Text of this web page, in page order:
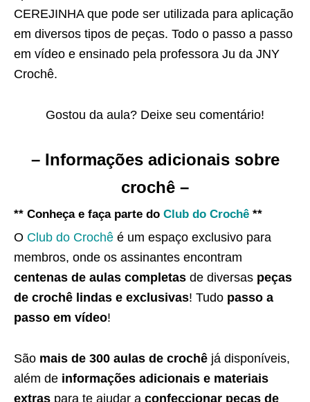
CEREJINHA que pode ser utilizada para aplicação
em diversos tipos de peças. Todo o passo a passo
em vídeo e ensinado pela professora Ju da JNY
Crochê.
Gostou da aula? Deixe seu comentário!
– Informações adicionais sobre
crochê –
** Conheça e faça parte do Club do Crochê **
O Club do Crochê é um espaço exclusivo para
membros, onde os assinantes encontram
centenas de aulas completas de diversas peças
de crochê lindas e exclusivas! Tudo passo a
passo em vídeo!
São mais de 300 aulas de crochê já disponíveis,
além de informações adicionais e materiais
extras para te ajudar a confeccionar peças de